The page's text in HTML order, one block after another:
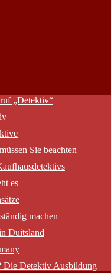
„Detektiv“
Sie beachten
es
machen
Duitsland
Die Detektiv Ausbildung